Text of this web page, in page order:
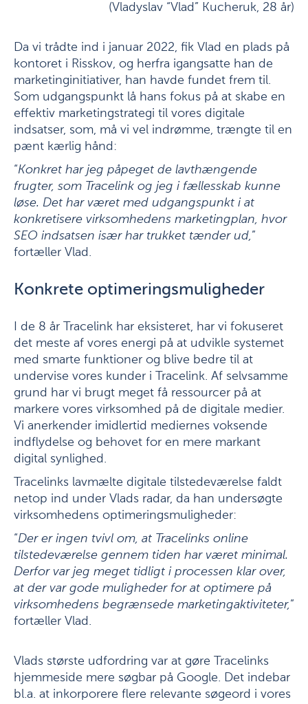
(Vladyslav “Vlad” Kucheruk, 28 år)
Da vi trådte ind i januar 2022, fik Vlad en plads på
kontoret i Risskov, og herfra igangsatte han de
marketinginitiativer, han havde fundet frem til.
Som udgangspunkt lå hans fokus på at skabe en
effektiv marketingstrategi til vores digitale
indsatser, som, må vi vel indrømme, trængte til en
pænt kærlig hånd:
“Konkret har jeg påpeget de lavthængende
frugter, som Tracelink og jeg i fællesskab kunne
løse. Det har været med udgangspunkt i at
konkretisere virksomhedens marketingplan, hvor
SEO indsatsen især har trukket tænder ud,”
fortæller Vlad.
Konkrete optimeringsmuligheder
I de 8 år Tracelink har eksisteret, har vi fokuseret
det meste af vores energi på at udvikle systemet
med smarte funktioner og blive bedre til at
undervise vores kunder i Tracelink. Af selvsamme
grund har vi brugt meget få ressourcer på at
markere vores virksomhed på de digitale medier.
Vi anerkender imidlertid mediernes voksende
indflydelse og behovet for en mere markant
digital synlighed.
Tracelinks lavmælte digitale tilstedeværelse faldt
netop ind under Vlads radar, da han undersøgte
virksomhedens optimeringsmuligheder:
“Der er ingen tvivl om, at Tracelinks online
tilstedeværelse gennem tiden har været minimal.
Derfor var jeg meget tidligt i processen klar over,
at der var gode muligheder for at optimere på
virksomhedens begrænsede marketingaktiviteter,”
fortæller Vlad.
Vlads største udfordring var at gøre Tracelinks
hjemmeside mere søgbar på Google. Det indebar
bl.a. at inkorporere flere relevante søgeord i vores